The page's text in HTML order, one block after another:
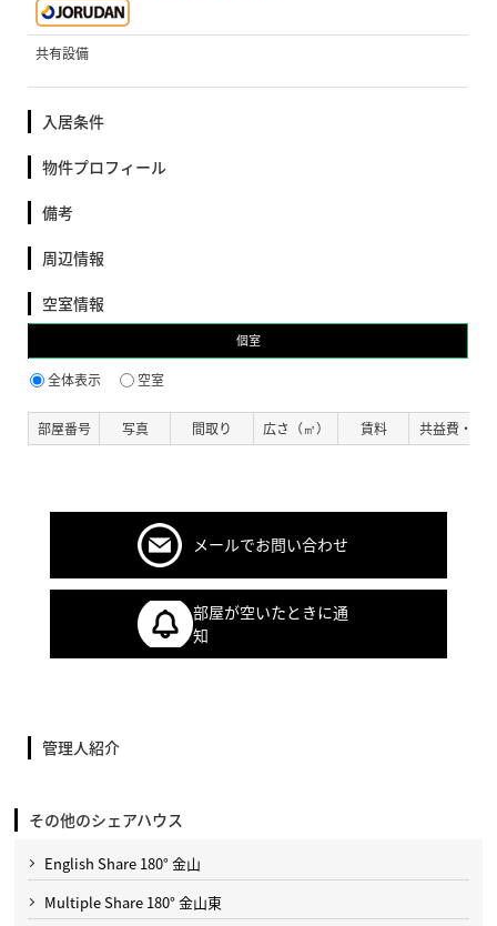
共有設備
入居条件
物件プロフィール
備考
周辺情報
空室情報
個室
全体表示 空室
部屋番号 写真 間取り 広さ（㎡） 賃料 共益費・管
メールでお問い合わせ
部屋が空いたときに通
知
管理人紹介
その他のシェアハウス
English Share 180° 金山
Multiple Share 180° 金山東